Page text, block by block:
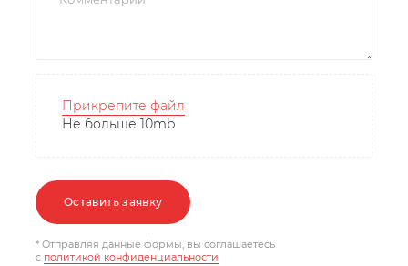
Прикрепите файл
Не больше 10mb
Оставить заявку
* Отправляя данные формы, вы соглашаетесь
c политикой конфиденциальности